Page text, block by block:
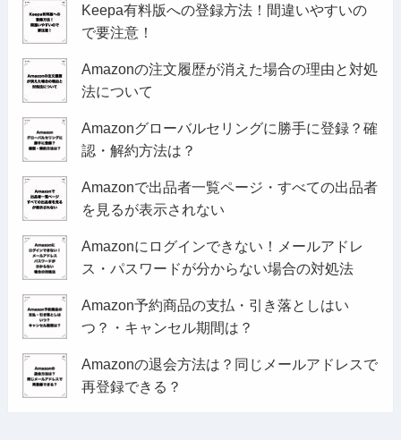
Keepa有料版への登録方法！間違いやすいの
で要注意！
Amazonの注文履歴が消えた場合の理由と対処
法について
Amazonグローバルセリングに勝手に登録？確
認・解約方法は？
Amazonで出品者一覧ページ・すべての出品者
を見るが表示されない
Amazonにログインできない！メールアドレ
ス・パスワードが分からない場合の対処法
Amazon予約商品の支払・引き落としはい
つ？・キャンセル期間は？
Amazonの退会方法は？同じメールアドレスで
再登録できる？